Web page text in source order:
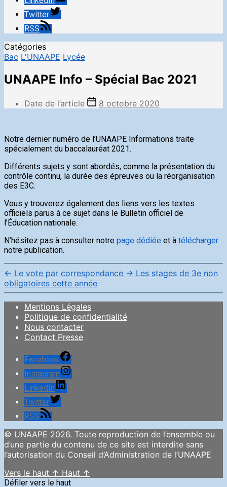
Twitter
RSS
Catégories
Bac L'UNAAPE Lycée
UNAAPE Info – Spécial Bac 2021
Date de l’article 8 octobre 2020
Notre dernier numéro de l’UNAAPE Informations traite
spécialement du baccalauréat 2021.
Différents sujets y sont abordés, comme la présentation du
contrôle continu, la durée des épreuves ou la réorganisation
des E3C.
Vous y trouverez également des liens vers les textes
officiels parus à ce sujet dans le Bulletin officiel de
l’Éducation nationale.
N’hésitez pas à consulter notre page dédiée et à télécharger
notre publication.
← Le vote par correspondance → Les stages de 3e non
obligatoires cette année
Mentions Légales
Politique de confidentialité
Nous contacter
Contact Presse
Facebook
Instagram
LinkedIn
Twitter
RSS
© UNAAPE 2026. Toute reproduction de l’ensemble ou
d’une partie du contenu de ce site est interdite sans
l’autorisation du Conseil d’Administration de l’UNAAPE
Vers le haut ↑ Haut ↑
Défiler vers le haut